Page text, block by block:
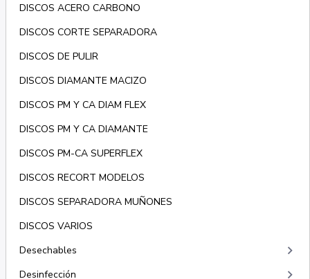
DISCOS ACERO CARBONO
DISCOS CORTE SEPARADORA
DISCOS DE PULIR
DISCOS DIAMANTE MACIZO
DISCOS PM Y CA DIAM FLEX
DISCOS PM Y CA DIAMANTE
DISCOS PM-CA SUPERFLEX
DISCOS RECORT MODELOS
DISCOS SEPARADORA MUÑONES
DISCOS VARIOS
Desechables
keyboard_arrow_right
Desinfección keyboard_arrow_right